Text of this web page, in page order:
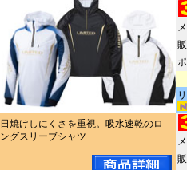
日焼けしにくさを重視。吸水速乾のロ
ングスリーブシャツ